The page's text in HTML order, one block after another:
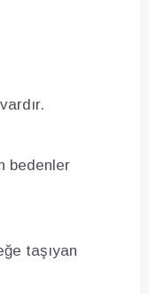
bedenler
taşıyan